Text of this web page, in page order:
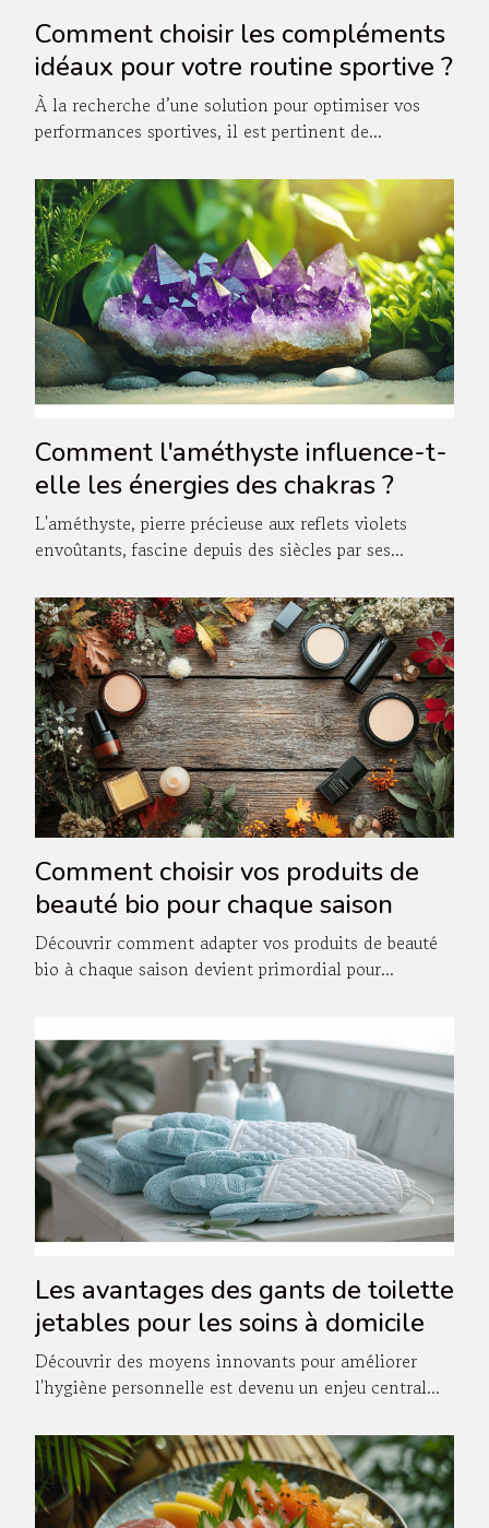
Comment choisir les compléments
idéaux pour votre routine sportive ?
À la recherche d’une solution pour optimiser vos
performances sportives, il est pertinent de...
Comment l'améthyste influence-t-
elle les énergies des chakras ?
L'améthyste, pierre précieuse aux reflets violets
envoûtants, fascine depuis des siècles par ses...
Comment choisir vos produits de
beauté bio pour chaque saison
Découvrir comment adapter vos produits de beauté
bio à chaque saison devient primordial pour...
Les avantages des gants de toilette
jetables pour les soins à domicile
Découvrir des moyens innovants pour améliorer
l'hygiène personnelle est devenu un enjeu central...